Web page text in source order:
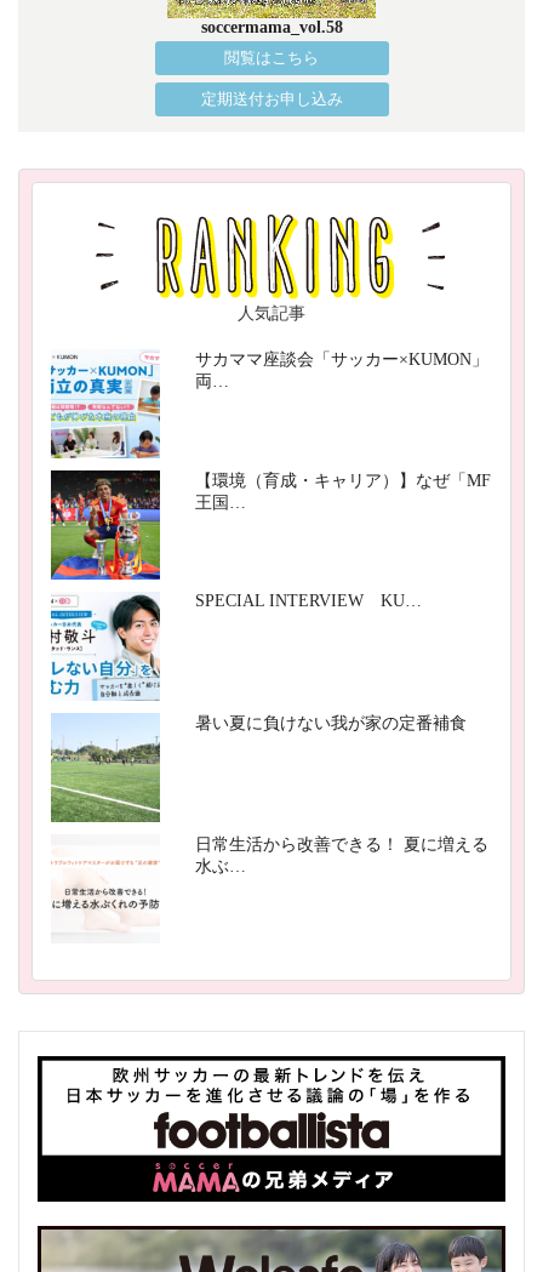
soccermama_vol.58
閲覧はこちら
定期送付お申し込み
人気記事
サカママ座談会「サッカー×KUMON」
両…
【環境（育成・キャリア）】なぜ「MF
王国…
SPECIAL INTERVIEW KU…
暑い夏に負けない我が家の定番補食
日常生活から改善できる！ 夏に増える
水ぶ…